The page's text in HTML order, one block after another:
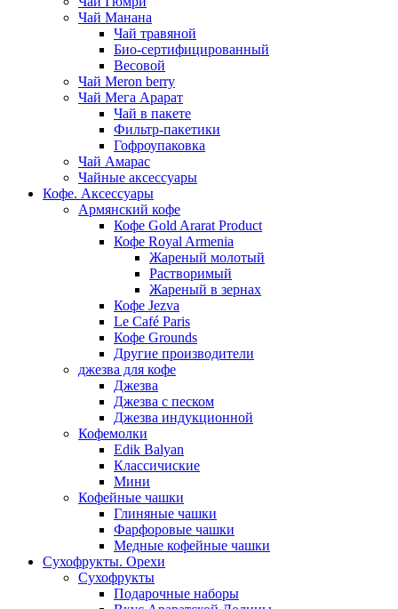
Чай Манана
Чай травяной
Био-сертифицированный
Весовой
Чай Meron berry
Чай Мега Арарат
Чай в пакете
Фильтр-пакетики
Гофроупаковка
Чай Амарас
Чайные аксессуары
Кофе. Аксессуары
Армянский кофе
Кофе Gold Ararat Product
Кофе Royal Armenia
Жареный молотый
Растворимый
Жареный в зернах
Кофе Jezva
Le Café Paris
Кофе Grounds
Другие производители
джезва для кофе
Джезва
Джезва с песком
Джезва индукционной
Кофемолки
Edik Balyan
Классичиские
Мини
Кофейные чашки
Глиняные чашки
Фарфоровые чашки
Медные кофейные чашки
Сухофрукты. Орехи
Сухофрукты
Подарочные наборы